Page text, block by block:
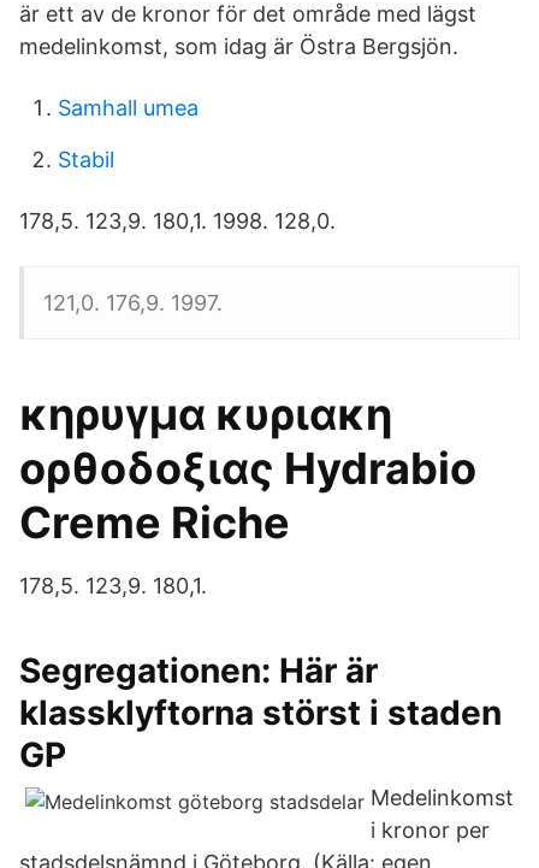
är ett av de kronor för det område med lägst
medelinkomst, som idag är Östra Bergsjön.
Samhall umea
Stabil
178,5. 123,9. 180,1. 1998. 128,0.
121,0. 176,9. 1997.
κηρυγμα κυριακη
ορθοδοξιας Hydrabio
Creme Riche
178,5. 123,9. 180,1.
Segregationen: Här är
klassklyftorna störst i staden
GP
Medelinkomst
i kronor per
stadsdelsnämnd i Göteborg. (Källa: egen